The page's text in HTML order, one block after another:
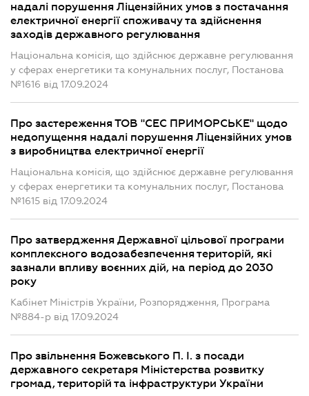
надалі порушення Ліцензійних умов з постачання
електричної енергії споживачу та здійснення
заходів державного регулювання
Національна комісія, що здійснює державне регулювання
у сферах енергетики та комунальних послуг, Постанова
№1616 від 17.09.2024
Про застереження ТОВ "СЕС ПРИМОРСЬКЕ" щодо
недопущення надалі порушення Ліцензійних умов
з виробництва електричної енергії
Національна комісія, що здійснює державне регулювання
у сферах енергетики та комунальних послуг, Постанова
№1615 від 17.09.2024
Про затвердження Державної цільової програми
комплексного водозабезпечення територій, які
зазнали впливу воєнних дій, на період до 2030
року
Кабінет Міністрів України, Розпорядження, Програма
№884-р від 17.09.2024
Про звільнення Божевського П. І. з посади
державного секретаря Міністерства розвитку
громад, територій та інфраструктури України